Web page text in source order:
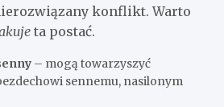
konflikt. Warto
ta postać.
– mogą towarzyszyć
sennemu, nasilonym